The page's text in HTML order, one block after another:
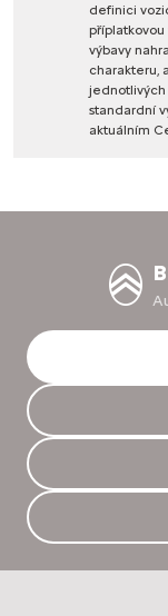
definici
příplatkovou
výbavy
charakteru,
jednotlivých
standardní
aktuálním